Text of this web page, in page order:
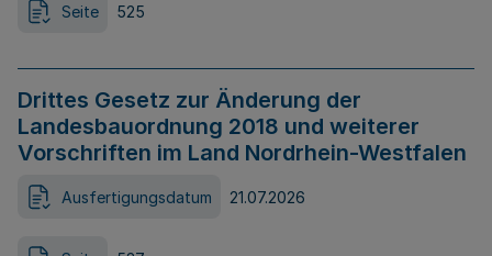
Seite 525
Drittes Gesetz zur Änderung der
Landesbauordnung 2018 und weiterer
Vorschriften im Land Nordrhein-Westfalen
Ausfertigungsdatum 21.07.2026